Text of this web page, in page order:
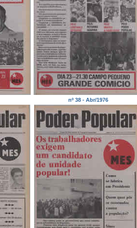
nº 38 - Abr/1976